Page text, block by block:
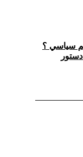
سياسي ؟
(76) من دستور